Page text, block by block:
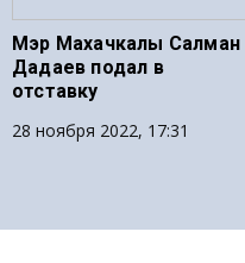
Мэр Махачкалы Салман
Дадаев подал в
отставку
28 ноября 2022, 17:31